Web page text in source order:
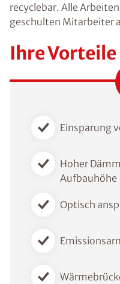
recyclebar. Alle
geschulten Mitarbeiter
Ihre
Einsparung
Hoher
Aufbauhöhe
Optisch